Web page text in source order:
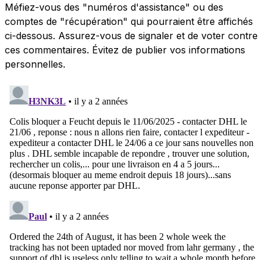
Méfiez-vous des "numéros d'assistance" ou des
comptes de "récupération" qui pourraient être affichés
ci-dessous. Assurez-vous de signaler et de voter contre
ces commentaires. Évitez de publier vos informations
personnelles.